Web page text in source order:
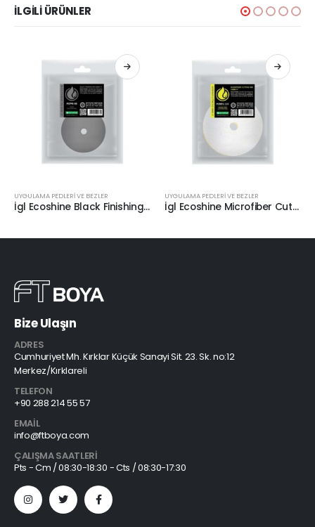
İLGILI ÜRÜNLER
UYGULAMA PEDLERİ VE BEZLER
İgl Ecoshine Black Finishing Pad Cila Süngeri 135/145mm
UYGULAMA PEDLERİ VE BEZLER
İgl Ecoshine Microfiber Cutting Pad Pasta Keçesi 160/165mm
Bize Ulaşın
ADRES
Cumhuriyet Mh. Kırklar Küçük Sanayi Sit. 23. Sk. no:12
Merkez/Kırklareli
TELEFON
+90 288 214 55 57
EMAIL
info@ftboya.com
ÇALIŞMA SAATLERI
Pts - Cm / 08:30-18:30 - Cts / 08:30-17:30